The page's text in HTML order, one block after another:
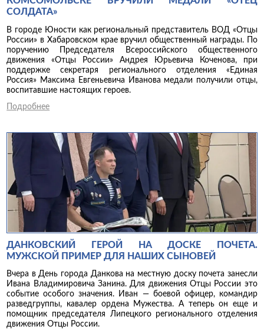
СОЛДАТА»
В городе Юности как региональный представитель ВОД «Отцы
России» в Хабаровском крае вручил общественный награды. По
поручению Председателя Всероссийского общественного
движения «Отцы России» Андрея Юрьевича Коченова, при
поддержке секретаря регионального отделения «Единая
Россия» Максима Евгеньевича Иванова медали получили отцы,
воспитавшие настоящих героев.
Подробнее
ДАНКОВСКИЙ ГЕРОЙ НА ДОСКЕ ПОЧЕТА.
МУЖСКОЙ ПРИМЕР ДЛЯ НАШИХ СЫНОВЕЙ
Вчера в День города Данкова на местную доску почета занесли
Ивана Владимировича Занина. Для движения Отцы России это
событие особого значения. Иван — боевой офицер, командир
разведгруппы, кавалер ордена Мужества. А теперь он еще и
помощник председателя Липецкого регионального отделения
движения Отцы России.